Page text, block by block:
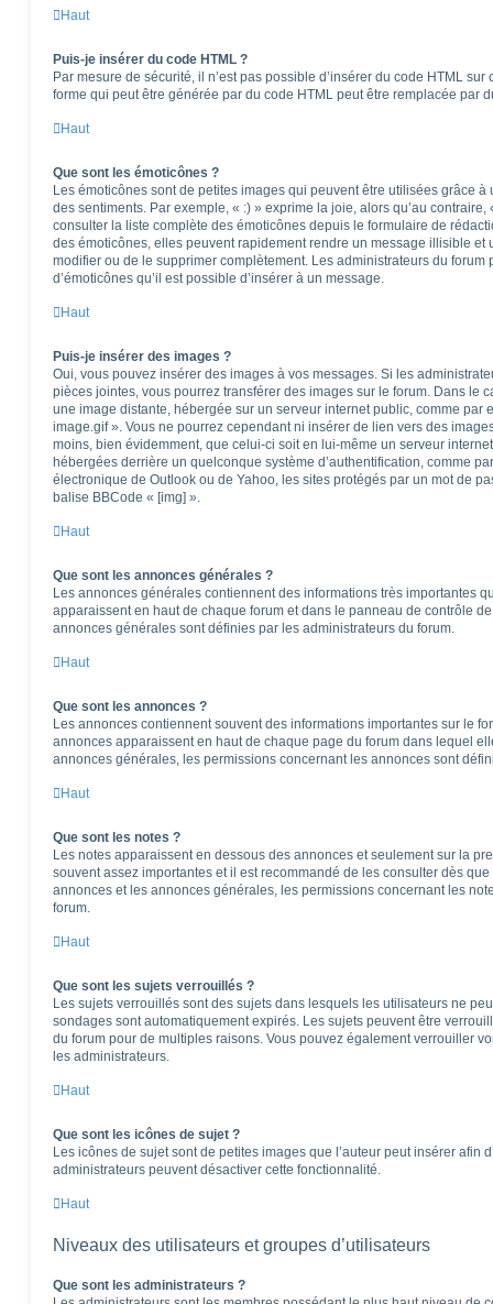
Haut
Puis-je insérer du code HTML ?
Par mesure de sécurité, il n’est pas possible d’insérer du code HTML
forme qui peut être générée par du code HTML peut être remplacée par
Haut
Que sont les émoticônes ?
Les émoticônes sont de petites images qui peuvent être utilisées grâce à
des sentiments. Par exemple, « :) » exprime la joie, alors qu’au
consulter la liste complète des émoticônes depuis le formulaire de
des émoticônes, elles peuvent rapidement rendre un message illisible et
modifier ou de le supprimer complètement. Les administrateurs du
d’émoticônes qu’il est possible d’insérer à un message.
Haut
Puis-je insérer des images ?
Oui, vous pouvez insérer des images à vos messages. Si les
pièces jointes, vous pourrez transférer des images sur le forum. Dans le
une image distante, hébergée sur un serveur internet public, comme par
image.gif ». Vous ne pourrez cependant ni insérer de lien vers des
moins, bien évidemment, que celui-ci soit en lui-même un serveur
hébergées derrière un quelconque système d’authentification, comme
électronique de Outlook ou de Yahoo, les sites protégés par un mot de
balise BBCode « [img] ».
Haut
Que sont les annonces générales ?
Les annonces générales contiennent des informations très importantes
apparaissent en haut de chaque forum et dans le panneau de contrôle
annonces générales sont définies par les administrateurs du forum.
Haut
Que sont les annonces ?
Les annonces contiennent souvent des informations importantes sur le
annonces apparaissent en haut de chaque page du forum dans lequel
annonces générales, les permissions concernant les annonces sont
Haut
Que sont les notes ?
Les notes apparaissent en dessous des annonces et seulement sur la
souvent assez importantes et il est recommandé de les consulter dès
annonces et les annonces générales, les permissions concernant les
forum.
Haut
Que sont les sujets verrouillés ?
Les sujets verrouillés sont des sujets dans lesquels les utilisateurs ne
sondages sont automatiquement expirés. Les sujets peuvent être
du forum pour de multiples raisons. Vous pouvez également verrouiller
les administrateurs.
Haut
Que sont les icônes de sujet ?
Les icônes de sujet sont de petites images que l’auteur peut insérer afin
administrateurs peuvent désactiver cette fonctionnalité.
Haut
Niveaux des utilisateurs et groupes d’utilisateurs
Que sont les administrateurs ?